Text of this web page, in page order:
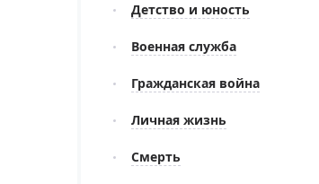
Детство и юность
Военная служба
Гражданская война
Личная жизнь
Смерть